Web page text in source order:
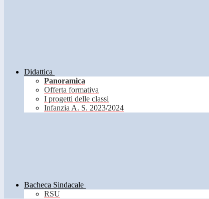
Didattica
Panoramica
Offerta formativa
I progetti delle classi
Infanzia A. S. 2023/2024
Bacheca Sindacale
RSU